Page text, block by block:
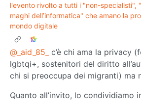
l'evento rivolto a tutti i "non-specialisti",
maghi dell’informatica" che amano la
mondo digitale
@_aid_85_
c’è chi ama la privacy
lgbtqi+, sostenitori del diritto
chi si preoccupa dei migranti) ma
Quanto all’invito, lo condividiamo